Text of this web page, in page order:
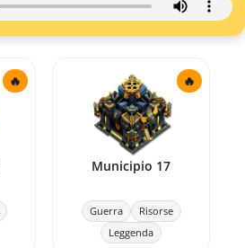
🔥 🔥
Municipio 17
Guerra
Risorse
Leggenda